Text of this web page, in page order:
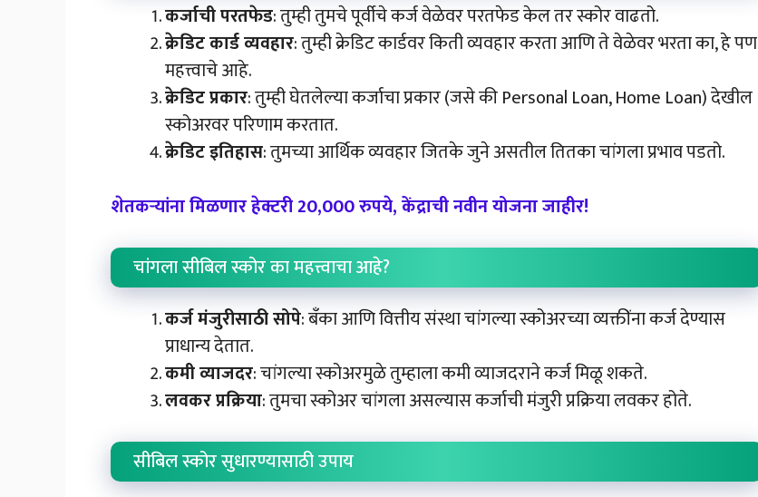
कर्जाची परतफेड: तुम्ही तुमचे पूर्वीचे कर्ज वेळेवर परतफेड केल तर स्कोर वाढतो.
क्रेडिट कार्ड व्यवहार: तुम्ही क्रेडिट कार्डवर किती व्यवहार करता आणि ते वेळेवर भरता का, हे पण
महत्त्वाचे आहे.
क्रेडिट प्रकार: तुम्ही घेतलेल्या कर्जाचा प्रकार (जसे की Personal Loan, Home Loan) देखील
स्कोअरवर परिणाम करतात.
क्रेडिट इतिहास: तुमच्या आर्थिक व्यवहार जितके जुने असतील तितका चांगला प्रभाव पडतो.
शेतकऱ्यांना मिळणार हेक्टरी 20,000 रुपये, केंद्राची नवीन योजना जाहीर!
चांगला सीबिल स्कोर का महत्त्वाचा आहे?
कर्ज मंजुरीसाठी सोपे: बँका आणि वित्तीय संस्था चांगल्या स्कोअरच्या व्यक्तींना कर्ज देण्यास
प्राधान्य देतात.
कमी व्याजदर: चांगल्या स्कोअरमुळे तुम्हाला कमी व्याजदराने कर्ज मिळू शकते.
लवकर प्रक्रिया: तुमचा स्कोअर चांगला असल्यास कर्जाची मंजुरी प्रक्रिया लवकर होते.
सीबिल स्कोर सुधारण्यासाठी उपाय